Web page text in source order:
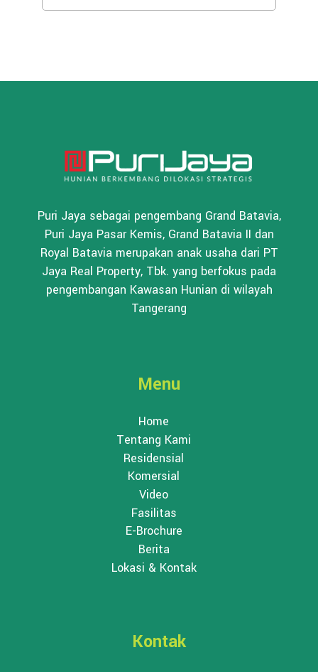
Puri Jaya sebagai pengembang Grand Batavia,
Puri Jaya Pasar Kemis, Grand Batavia II dan
Royal Batavia merupakan anak usaha dari PT
Jaya Real Property, Tbk. yang berfokus pada
pengembangan Kawasan Hunian di wilayah
Tangerang
Menu
Home
Tentang Kami
Residensial
Komersial
Video
Fasilitas
E-Brochure
Berita
Lokasi & Kontak
Kontak